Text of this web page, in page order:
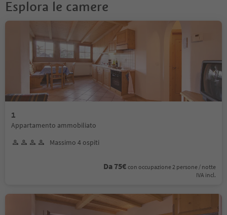
Esplora le camere
1
Appartamento ammobiliato
Massimo 4 ospiti
Da 75€ con occupazione 2 persone / notte
IVA incl.